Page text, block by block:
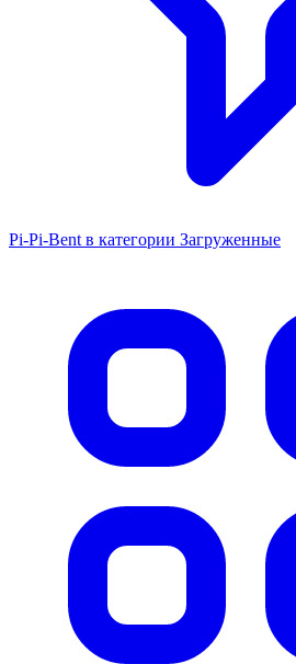
Pi-Pi-Bent в категории Загруженные